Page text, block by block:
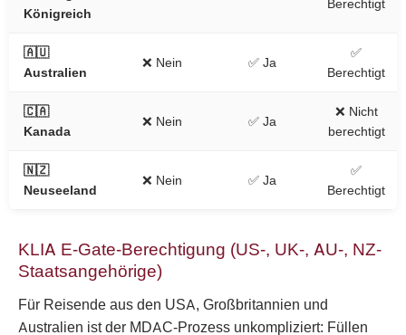
Königreich
Berechtigt
🇦🇺
Australien
❌ Nein ✅ Ja
✅
Berechtigt
🇨🇦
Kanada
❌ Nein ✅ Ja
❌ Nicht
berechtigt
🇳🇿
Neuseeland
❌ Nein ✅ Ja
✅
Berechtigt
KLIA E-Gate-Berechtigung (US-, UK-, AU-, NZ-
Staatsangehörige)
Für Reisende aus den USA, Großbritannien und
Australien ist der MDAC-Prozess unkompliziert: Füllen